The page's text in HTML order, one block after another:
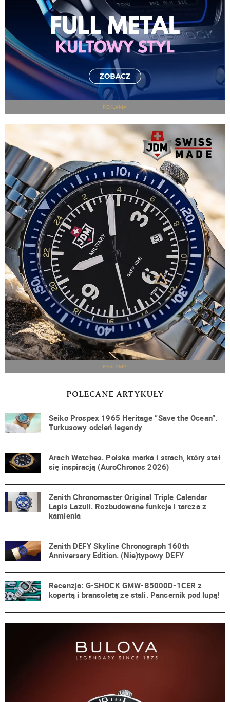
REKLAMA
REKLAMA
POLECANE ARTYKUŁY
Seiko Prospex 1965 Heritage “Save the Ocean”.
Turkusowy odcień legendy
Arach Watches. Polska marka i strach, który stał
się inspiracją (AuroChronos 2026)
Zenith Chronomaster Original Triple Calendar
Lapis Lazuli. Rozbudowane funkcje i tarcza z
kamienia
Zenith DEFY Skyline Chronograph 160th
Anniversary Edition. (Nie)typowy DEFY
Recenzja: G-SHOCK GMW-B5000D-1CER z
kopertą i bransoletą ze stali. Pancernik pod lupą!